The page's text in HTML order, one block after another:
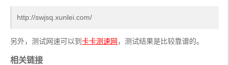
http://swjsq.xunlei.com/
另外，测试网速可以到 卡卡测速网 ，测试结果是比较靠谱的。
相关链接